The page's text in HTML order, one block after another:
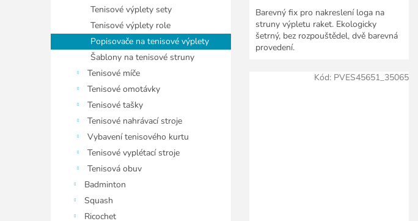
Tenisové výplety sety
Tenisové výplety role
Popisovače na tenisové výplety
Šablony na tenisové struny
Tenisové míče
Tenisové omotávky
Tenisové tašky
Tenisové nahrávací stroje
Vybavení tenisového kurtu
Tenisové vyplétací stroje
Tenisová obuv
Badminton
Squash
Ricochet
Barevný fix pro nakreslení loga na
struny výpletu raket. Ekologicky
šetrný, bez rozpouštědel, dvě barevná
provedení.
Kód: PVES45651_35065